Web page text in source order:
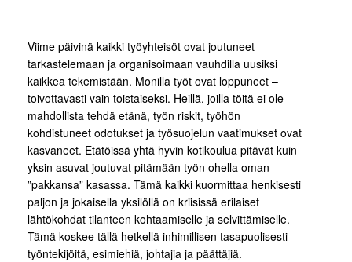
Viime päivinä kaikki työyhteisöt ovat joutuneet
tarkastelemaan ja organisoimaan vauhdilla uusiksi
kaikkea tekemistään. Monilla työt ovat loppuneet –
toivottavasti vain toistaiseksi. Heillä, joilla töitä ei ole
mahdollista tehdä etänä, työn riskit, työhön
kohdistuneet odotukset ja työsuojelun vaatimukset ovat
kasvaneet. Etätöissä yhtä hyvin kotikoulua pitävät kuin
yksin asuvat joutuvat pitämään työn ohella oman
”pakkansa” kasassa. Tämä kaikki kuormittaa henkisesti
paljon ja jokaisella yksilöllä on kriisissä erilaiset
lähtökohdat tilanteen kohtaamiselle ja selvittämiselle.
Tämä koskee tällä hetkellä inhimillisen tasapuolisesti
työntekijöitä, esimiehiä, johtajia ja päättäjiä.